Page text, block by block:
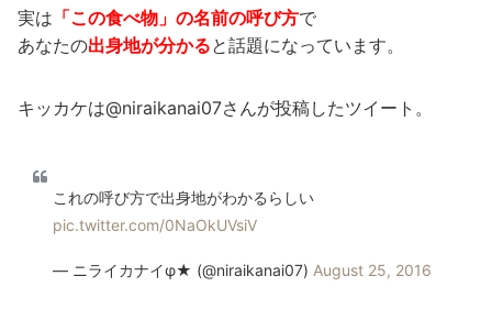
実は 「この食べ物」の名前の呼び方で
あなたの出身地が分かると話題になっています。
キッカケは@niraikanai07さんが投稿したツイート。
これの呼び方で出身地がわかるらしい
pic.twitter.com/0NaOkUVsiV
— ニライカナイφ★ (@niraikanai07) August 25, 2016